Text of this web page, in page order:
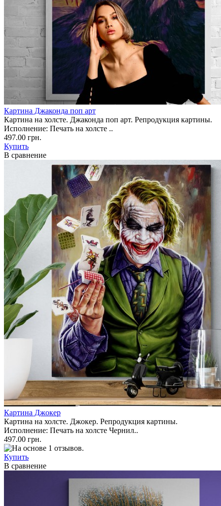
Картина Джаконда поп арт
Картина на холсте. Джаконда поп арт. Репродукция картины.
Исполнение: Печать на холсте ..
497.00 грн.
Купить
В сравнение
Картина Джокер
Картина на холсте. Джокер. Репродукция картины.
Исполнение: Печать на холсте Чернил..
497.00 грн.
Купить
В сравнение